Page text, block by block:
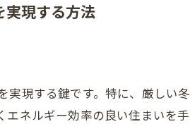
実現する方法
現する鍵です。特に、厳しい
ネルギー効率の良い住まいを